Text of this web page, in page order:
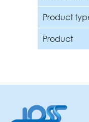
Product
Product